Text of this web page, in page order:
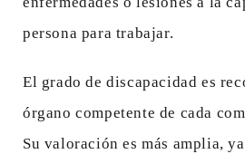
persona para trabajar.
El grado de discapacidad es
órgano competente de cada
Su valoración es más amplia,